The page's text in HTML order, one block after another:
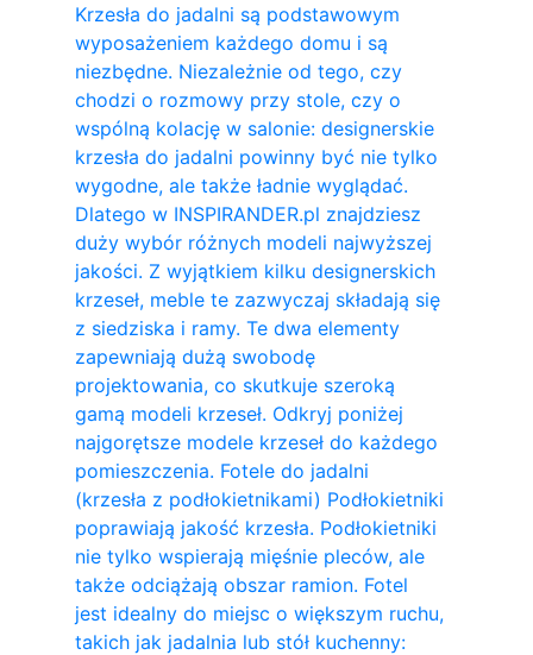
Krzesła do jadalni są podstawowym
wyposażeniem każdego domu i są
niezbędne. Niezależnie od tego, czy
chodzi o rozmowy przy stole, czy o
wspólną kolację w salonie: designerskie
krzesła do jadalni powinny być nie tylko
wygodne, ale także ładnie wyglądać.
Dlatego w INSPIRANDER.pl znajdziesz
duży wybór różnych modeli najwyższej
jakości. Z wyjątkiem kilku designerskich
krzeseł, meble te zazwyczaj składają się
z siedziska i ramy. Te dwa elementy
zapewniają dużą swobodę
projektowania, co skutkuje szeroką
gamą modeli krzeseł. Odkryj poniżej
najgorętsze modele krzeseł do każdego
pomieszczenia. Fotele do jadalni
(krzesła z podłokietnikami) Podłokietniki
poprawiają jakość krzesła. Podłokietniki
nie tylko wspierają mięśnie pleców, ale
także odciążają obszar ramion. ​Fotel
jest idealny do miejsc o większym ruchu,
takich jak jadalnia lub stół kuchenny: